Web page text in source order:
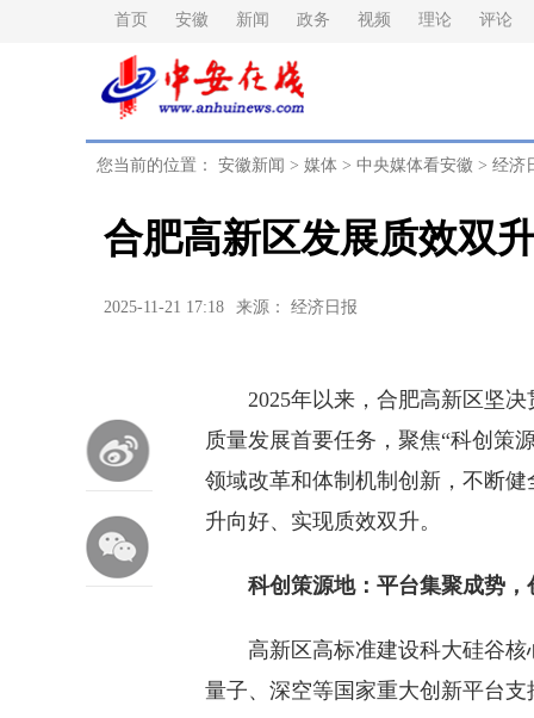
首页 安徽 新闻 政务 视频 理论 评论
您当前的位置： 安徽新闻 > 媒体 > 中央媒体看安徽 > 经济
合肥高新区发展质效双
2025-11-21 17:18 来源： 经济日报
2025年以来，合肥高新区坚决
质量发展首要任务，聚焦“科创策
领域改革和体制机制创新，不断
升向好、实现质效双升。
科创策源地：平台集聚成势，
高新区高标准建设科大硅谷核
量子、深空等国家重大创新平台